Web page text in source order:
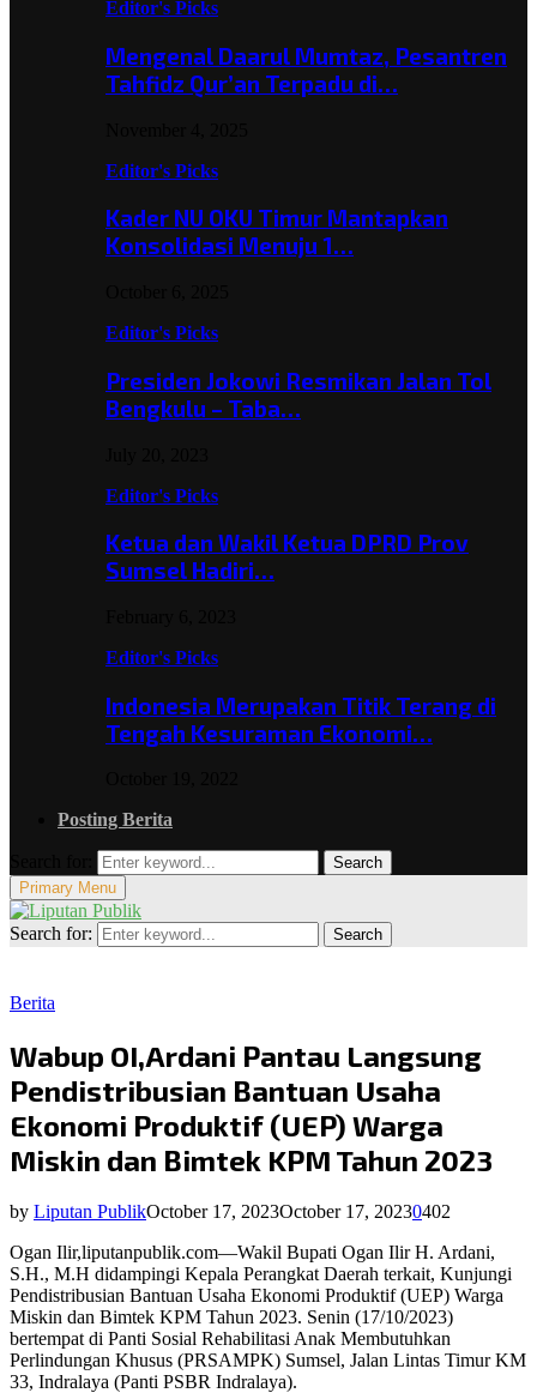
Editor's Picks
Mengenal Daarul Mumtaz, Pesantren
Tahfidz Qur’an Terpadu di…
Editor's Picks
Kader NU OKU Timur Mantapkan
Konsolidasi Menuju 1…
Editor's Picks
Presiden Jokowi Resmikan Jalan Tol
Bengkulu – Taba…
Editor's Picks
Ketua dan Wakil Ketua DPRD Prov
Sumsel Hadiri…
Editor's Picks
Indonesia Merupakan Titik Terang di
Tengah Kesuraman Ekonomi…
Posting Berita
Search
Primary Menu
Search for: Search
Berita
Wabup OI,Ardani Pantau Langsung
Pendistribusian Bantuan Usaha
Ekonomi Produktif (UEP) Warga
Miskin dan Bimtek KPM Tahun 2023
by Liputan PublikOctober 17, 2023October 17, 20230402
Ogan Ilir,liputanpublik.com—Wakil Bupati Ogan Ilir H. Ardani,
S.H., M.H didampingi Kepala Perangkat Daerah terkait, Kunjungi
Pendistribusian Bantuan Usaha Ekonomi Produktif (UEP) Warga
Miskin dan Bimtek KPM Tahun 2023. Senin (17/10/2023)
bertempat di Panti Sosial Rehabilitasi Anak Membutuhkan
Perlindungan Khusus (PRSAMPK) Sumsel, Jalan Lintas Timur KM
33, Indralaya (Panti PSBR Indralaya).